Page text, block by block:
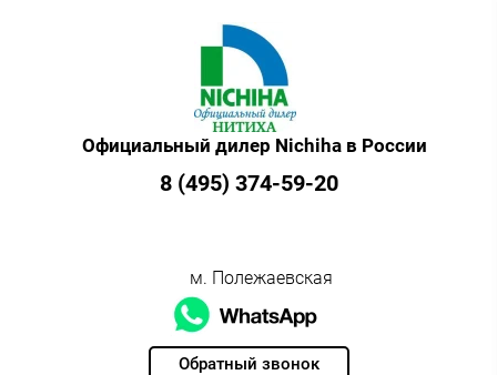
Обратный звонок
Официальный дилер Nichiha в России
8 (495) 374-59-20
м. Полежаевская